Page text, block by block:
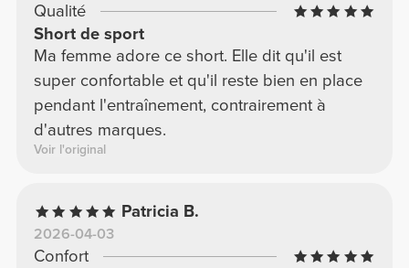
Qualité
Short de sport
Ma femme adore ce short. Elle dit qu'il est
super confortable et qu'il reste bien en place
pendant l'entraînement, contrairement à
d'autres marques.
Voir l'original
Patricia B.
2026-04-03
Confort